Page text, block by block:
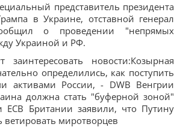
представитель президента
в Украине, отставной генерал
о проведении "непрямых
Украиной и РФ.
заинтересовать новости:Козырная
определились, как поступить
активами России, - DWВ Венгрии
должна стать "буферной зоной"
ЕСВ Британии заявили, что Путину
ветировать миротворцев